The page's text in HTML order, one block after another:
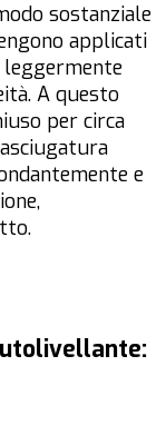
sostanziale
applicati
A questo
per circa
e